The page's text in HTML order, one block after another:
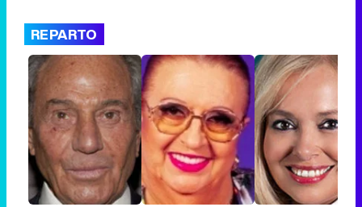
REPARTO